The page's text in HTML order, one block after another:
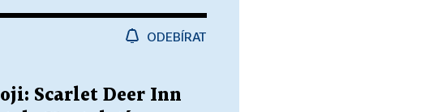
ODEBÍRAT
Scarlet Deer Inn